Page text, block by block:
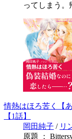
ってしまう
情熱はほろ苦く【
【1話】
岡田純子 / リ
原題 ：